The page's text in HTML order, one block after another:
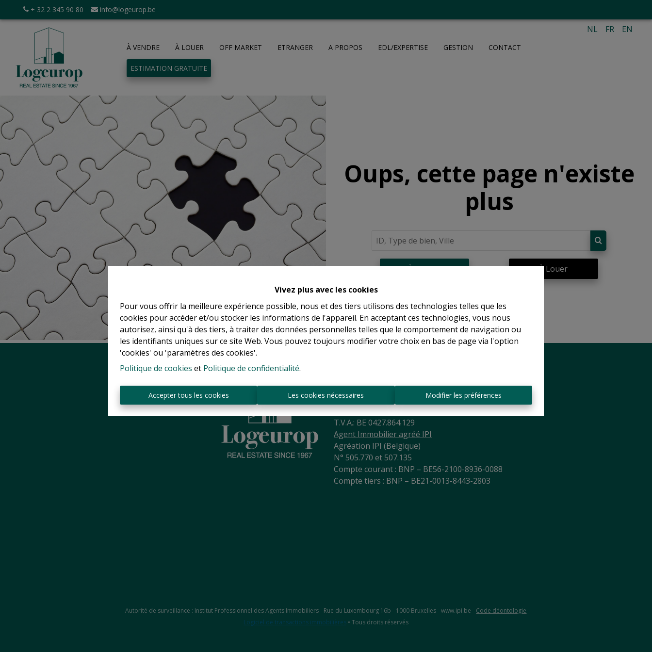
Vivez plus avec les cookies
Pour vous offrir la meilleure expérience possible, nous et des tiers utilisons des technologies telles que les
cookies pour accéder et/ou stocker les informations de l'appareil. En acceptant ces technologies, vous nous
autorisez, ainsi qu'à des tiers, à traiter des données personnelles telles que le comportement de navigation ou
les identifiants uniques sur ce site Web. Vous pouvez toujours modifier votre choix en bas de page via l'option
'cookies' ou 'paramètres des cookies'.
Politique de cookies et Politique de confidentialité.
Accepter tous les cookies Les cookies nécessaires Modifier les préférences
+ 32 2 345 90 80 info@logeurop.be
À VENDRE À LOUER OFF MARKET ETRANGER A PROPOS EDL/EXPERTISE GESTION CONTACT
ESTIMATION GRATUITE
NL FR EN
Oups, cette page n'existe
plus
À Vendre À Louer
3090 Overijse
Tél:+ 32 2 345 90 80
Mail:info@logeurop.be
T.V.A.: BE 0427.864.129
Agent Immobilier agréé IPI
Agréation IPI (Belgique)
N° 505.770 et 507.135
Compte courant : BNP – BE56-2100-8936-0088
Compte tiers : BNP – BE21-0013-8443-2803
Autorité de surveillance : Institut Professionnel des Agents Immobiliers - Rue du Luxembourg 16b - 1000 Bruxelles - www.ipi.be - Code déontologie
Logiciel de transactions immobilières• Tous droits réservés